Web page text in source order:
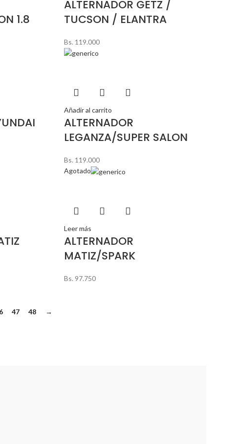
1.8
ALTERNADOR GETZ /
TUCSON / ELANTRA
Bs. 119.000
Añadir al carrito
ALTERNADOR
LEGANZA/SUPER SALON
Bs. 119.000
Agotado
Leer más
ALTERNADOR
MATIZ/SPARK
Bs. 97.750
47 48 →